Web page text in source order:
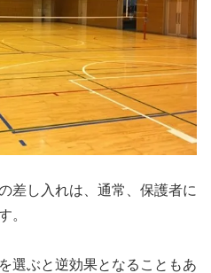
差し入れは、通常、保護者に
。
選ぶと逆効果となることもあ